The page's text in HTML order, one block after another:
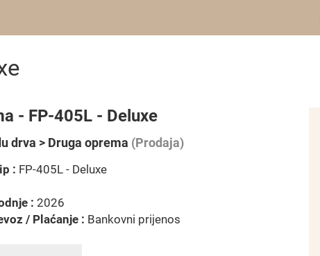
- FP-405L - Deluxe
drva > Druga oprema (Prodaja)
: FP-405L - Deluxe
: 2026
/ Plaćanje : Bankovni prijenos